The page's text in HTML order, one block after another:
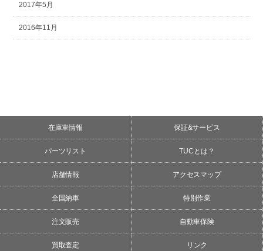
2017年5月
2016年11月
在庫車情報 保証&サービス
パーツリスト TUCとは？
店舗情報 アクセスマップ
全国納車 特別作業
注文販売 自動車保険
買取査定 リンク